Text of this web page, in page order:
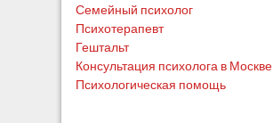
Семейный психолог
Психотерапевт
Гештальт
Консультация психолога в Москве
Психологическая помощь